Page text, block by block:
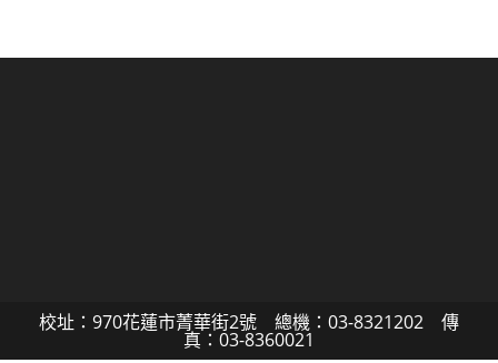
校址：970花蓮市菁華街2號 總機：03-8321202 傳
真：03-8360021